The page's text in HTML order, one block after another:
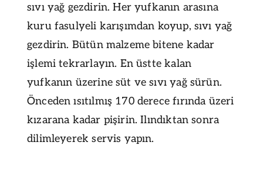
sıvı yağ gezdirin. Her yufkanın arasına
kuru fasulyeli karışımdan koyup, sıvı yağ
gezdirin. Bütün malzeme bitene kadar
işlemi tekrarlayın. En üstte kalan
yufkanın üzerine süt ve sıvı yağ sürün.
Önceden ısıtılmış 170 derece fırında üzeri
kızarana kadar pişirin. Ilındıktan sonra
dilimleyerek servis yapın.